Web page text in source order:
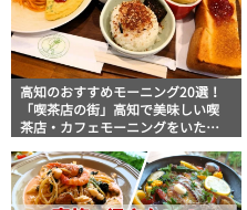
高知のおすすめモーニング20選！
「喫茶店の街」高知で美味しい喫
茶店・カフェモーニングをいただ